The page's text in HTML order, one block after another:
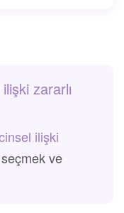
zararlı
ilişki
ve